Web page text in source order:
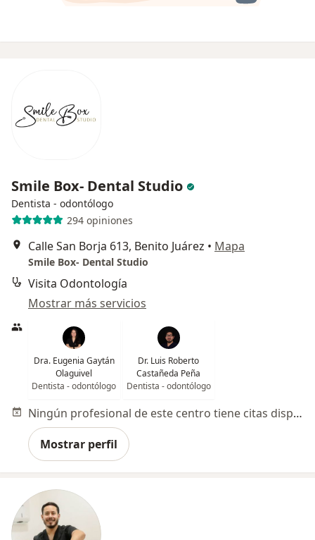
Smile Box- Dental Studio
Dentista - odontólogo
294 opiniones
Calle San Borja 613, Benito Juárez • Mapa
Smile Box- Dental Studio
Visita Odontología
Mostrar más servicios
Dra. Eugenia Gaytán
Olaguivel
Dentista - odontólogo
Dr. Luis Roberto
Castañeda Peña
Dentista - odontólogo
Ningún profesional de este centro tiene citas disponibles
Mostrar perfil